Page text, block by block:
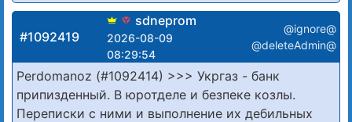
#1092419
sdneprom
2026-08-09
08:29:54
@ignore@
@deleteAdmin@
Perdomanoz (#1092414) >>> Укргаз - банк
припизденный. В юротделе и безпеке козлы.
Переписки с ними и выполнение их дебильных